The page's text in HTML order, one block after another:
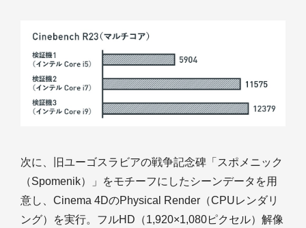
次に、旧ユーゴスラビアの戦争記念碑「スポメニック
（Spomenik）」をモチーフにしたシーンデータを用
意し、Cinema 4DのPhysical Render（CPUレンダリ
ング）を実行。フルHD（1,920×1,080ピクセル）解像